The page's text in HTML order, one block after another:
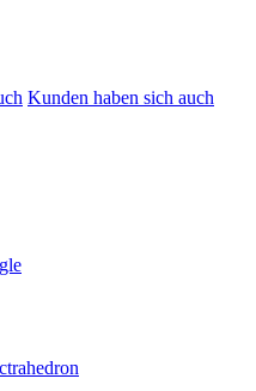
Kunden haben sich auch